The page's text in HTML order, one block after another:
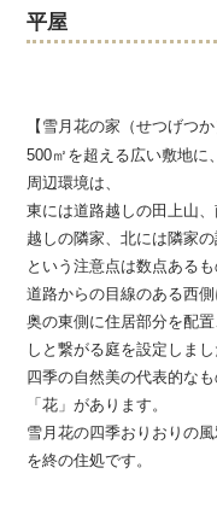
平屋
【雪月花の家（せつげつか
500㎡を超える広い敷地に
周辺環境は、
東には道路越しの田上山
越しの隣家、北には隣家の
という注意点は数点ある
道路からの目線のある西
奥の東側に住居部分を配
しと繋がる庭を設定しまし
四季の自然美の代表的な
「花」があります。
雪月花の四季おりおりの
を終の住処です。